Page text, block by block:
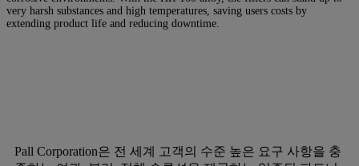
very harsh substances and high temperatures, saving users costs by
extending product life and reducing downtime.
Pall Corporation은 전 세계 고객의 수준 높은 요구 사항을 충